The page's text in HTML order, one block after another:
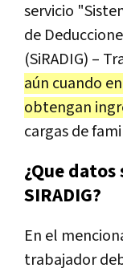
servicio
de
(SiRADIG) –
aún cuando
obtengan
cargas de
¿Que
SIRADIG?
En el
trabajador